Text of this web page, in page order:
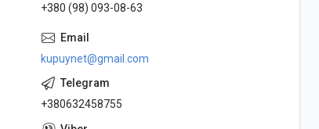
+380 (98) 093-08-63
kupuynet@gmail.com
+380632458755